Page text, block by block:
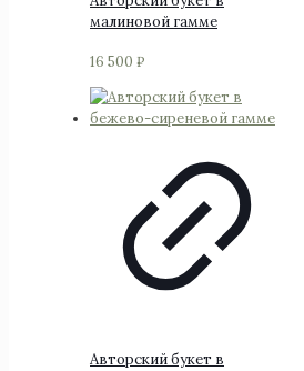
малиновой гамме
16 500 ₽
Авторский букет в